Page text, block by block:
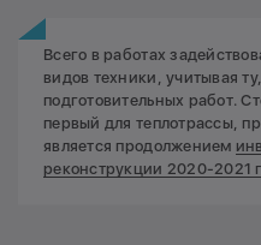
Всего в работах
видов техники, учитывая
подготовительных работ.
первый для теплотрассы,
является продолжением
реконструкции 2020-2021